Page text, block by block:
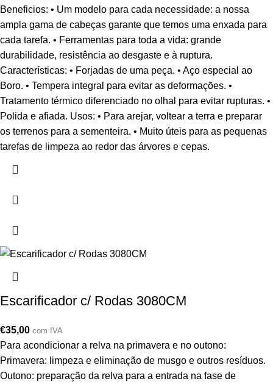
Beneficios: • Um modelo para cada necessidade: a nossa
ampla gama de cabeças garante que temos uma enxada para
cada tarefa. • Ferramentas para toda a vida: grande
durabilidade, resistência ao desgaste e à ruptura.
Características: • Forjadas de uma peça. • Aço especial ao
Boro. • Tempera integral para evitar as deformações. •
Tratamento térmico diferenciado no olhal para evitar rupturas. •
Polida e afiada. Usos: • Para arejar, voltear a terra e preparar
os terrenos para a sementeira. • Muito úteis para as pequenas
tarefas de limpeza ao redor das árvores e cepas.
Escarificador c/ Rodas 3080CM
€35,00 com IVA
Para acondicionar a relva na primavera e no outono:
Primavera: limpeza e eliminação de musgo e outros resíduos.
Outono: preparação da relva para a entrada na fase de